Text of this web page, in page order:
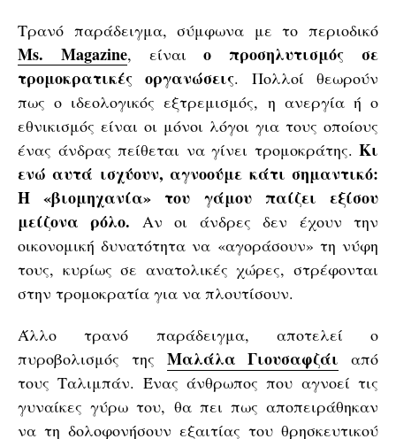
Τρανό παράδειγμα, σύμφωνα με το περιοδικό
Ms. Magazine, είναι ο προσηλυτισμός σε
τρομοκρατικές οργανώσεις. Πολλοί θεωρούν
πως ο ιδεολογικός εξτρεμισμός, η ανεργία ή ο
εθνικισμός είναι οι μόνοι λόγοι για τους οποίους
ένας άνδρας πείθεται να γίνει τρομοκράτης. Κι
ενώ αυτά ισχύουν, αγνοούμε κάτι σημαντικό:
Η «βιομηχανία» του γάμου παίζει εξίσου
μείζονα ρόλο. Αν οι άνδρες δεν έχουν την
οικονομική δυνατότητα να «αγοράσουν» τη νύφη
τους, κυρίως σε ανατολικές χώρες, στρέφονται
στην τρομοκρατία για να πλουτίσουν.
Άλλο τρανό παράδειγμα, αποτελεί ο
πυροβολισμός της Μαλάλα Γιουσαφζάι
από
τους Ταλιμπάν. Ένας άνθρωπος που αγνοεί τις
γυναίκες γύρω του, θα πει πως αποπειράθηκαν
να τη δολοφονήσουν εξαιτίας του θρησκευτικού